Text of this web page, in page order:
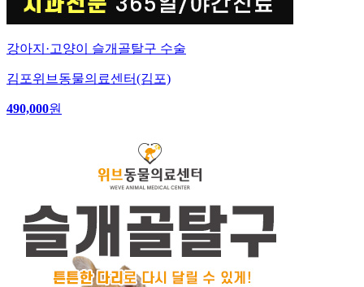
강아지·고양이 슬개골탈구 수술
김포위브동물의료센터(김포)
490,000원